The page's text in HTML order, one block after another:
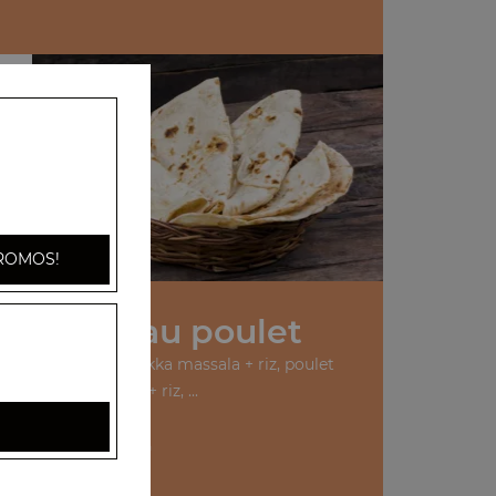
Plats au poulet
+ riz, poulet tikka massala + riz, poulet
vindaloo + riz, ...